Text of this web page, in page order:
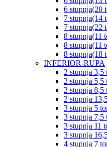
6 stupnja(20
7 stupnja(14
7 stupnja(22
8 stupnja(11
8 stupnja(11
8 stupnja(18
INFERIOR-RUPA
2 stupnja 3,5
2 stupnja 5,5
2 stupnja 8,5
2 stupnja
3 stupnja 5
3 stupnja 7,5
3 stupnja 11
3 stupnja
4 stupnja 7